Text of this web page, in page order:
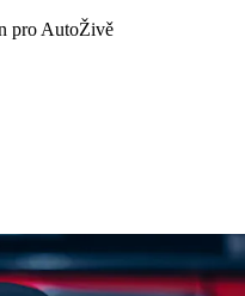
pro AutoŽivě